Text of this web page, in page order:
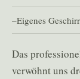
Eigenes
Das
verwöhnt uns